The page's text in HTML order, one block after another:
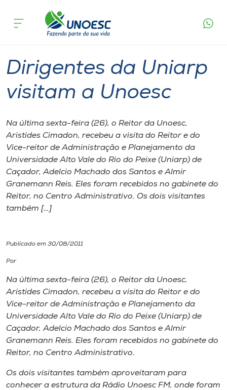
Cursos
Pesquisa
Portal de Ensino
A
Diplomados
Cultura
CPA
Biblioteca
acontece
Dirigentes da Uniarp
visitam a Unoesc
Na última sexta-feira (26), o Reitor da Unoesc,
Aristides Cimadon, recebeu a visita do Reitor e do
Vice-reitor de Administração e Planejamento da
Universidade Alto Vale do Rio do Peixe (Uniarp) de
Caçador, Adelcio Machado dos Santos e Almir
Granemann Reis. Eles foram recebidos no gabinete do
Reitor, no Centro Administrativo. Os dois visitantes
também […]
Publicado em 30/08/2011
Por
Na última sexta-feira (26), o Reitor da Unoesc,
Aristides Cimadon, recebeu a visita do Reitor e do
Vice-reitor de Administração e Planejamento da
Universidade Alto Vale do Rio do Peixe (Uniarp) de
Caçador, Adelcio Machado dos Santos e Almir
Granemann Reis. Eles foram recebidos no gabinete do
Reitor, no Centro Administrativo.
Os dois visitantes também aproveitaram para
conhecer a estrutura da Rádio Unoesc FM, onde foram